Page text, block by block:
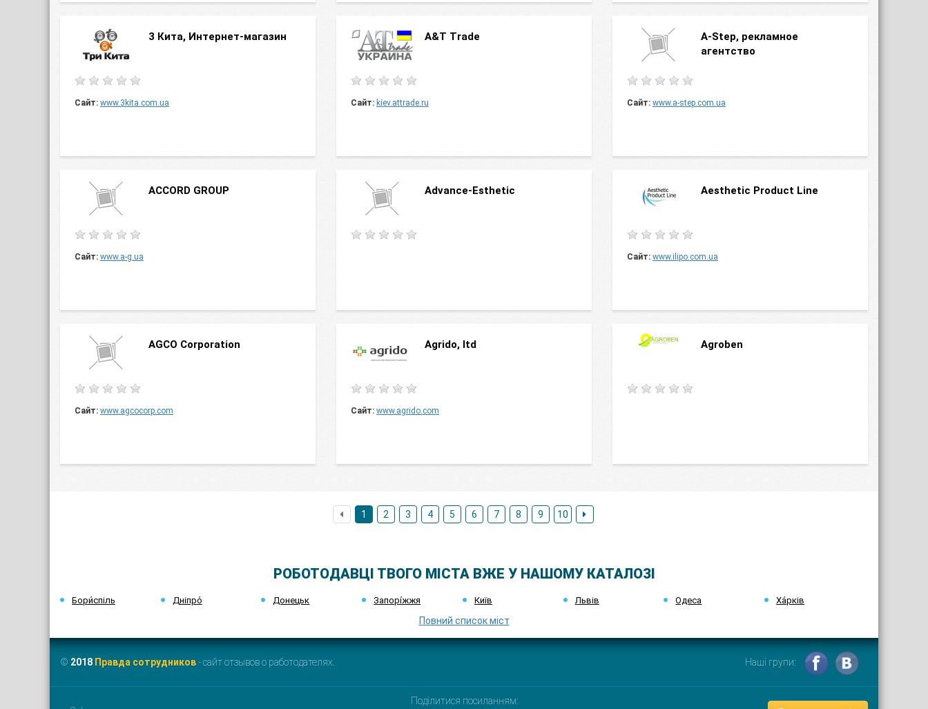
3 Кита, Интернет-магазин
Сайт: www.3kita.com.ua
A&T Trade
Сайт: kiev.attrade.ru
A-Step, рекламное
агентство
Сайт: www.a-step.com.ua
ACCORD GROUP
Сайт: www.a-g.ua
Advance-Esthetic Aesthetic Product Line
Сайт: www.ilipo.com.ua
AGCO Corporation
Сайт: www.agcocorp.com
Agrido, ltd
Сайт: www.agrido.com
Agroben
1 2 3 4 5 6 7 8 9 10
РОБОТОДАВЦІ ТВОГО МІСТА ВЖЕ У НАШОМУ КАТАЛОЗІ
Бори́спіль Дніпро́ Донецьк Запорі́жжя Київ Львів Одеса Ха́рків
Повний список міст
© 2018 Правда сотрудников- сайт отзывов о работодателях. Наші групи:
Поділитися посиланням: